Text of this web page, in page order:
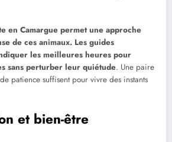
en Camargue permet une approche
de ces animaux. Les guides
les meilleures heures pour
sans perturber leur quiétude. Une paire
patience suffisent pour vivre des instants
et bien-être